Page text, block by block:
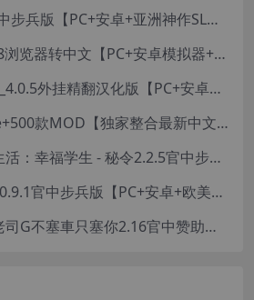
凤凰V17.0.1官中步兵版【PC+安卓+亚洲神作SLG+高级赞助版+画廊全开】/Phoenixes【6.5G】
学校の物语0.38浏览器转中文【PC+安卓模拟器+亚洲风HTML/精品真人沙盒+存档】/学校物语/Gakko No Monogatari - School Story【37G】
色情明星大战2_4.0.5外挂精翻汉化版【PC+安卓模拟器+真人卡牌SLG/无码+作弊】/Pornstar Battle II【8.58G】
致命解药0.6.3e+500款MOD【独家整合最新中文MOD管理器+在线下载N网全部MOD】/The Killing Antidote Ver0.6.3d MOD Ver2026.2.4
【自购】爱与生活：幸福学生 - 秘令2.2.5官中步兵版【PC+安卓模拟器+日系养成SLG+全CG存档】/Love n Life: Happy Student【7.5G】
妻子的电话S2_0.9.1官中步兵版【PC+安卓+欧美真人SLG/NTR】/A Wife’s Phone S2【18.1G】
【独家自购】老司G不塞車只塞你2.16官中赞助版【PC+安卓模拟器+神作SLG/步兵+全CG存档】/Ride Me, Taxi Driver【3.76G】【会员专享】